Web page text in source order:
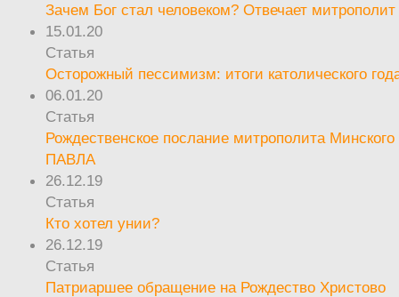
Зачем Бог стал человеком? Отвечает
15.01.20
Статья
Осторожный пессимизм: итоги католического
06.01.20
Статья
Рождественское послание митрополита Минского
ПАВЛА
26.12.19
Статья
Кто хотел унии?
26.12.19
Статья
Патриаршее обращение на Рождество Христово